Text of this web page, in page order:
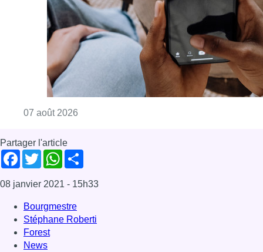
07 août 2026
Partager l'article
Facebook
TwitterWhatsApp
08 janvier 2021 - 15h33
Bourgmestre
Stéphane Roberti
Forest
News